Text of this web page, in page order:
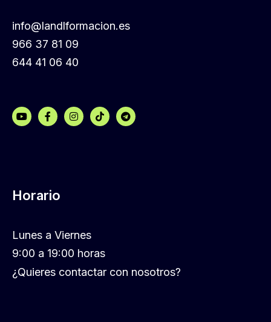
info@landlformacion.es
966 37 81 09
644 41 06 40
Horario
Lunes a Viernes
9:00 a 19:00 horas
¿Quieres contactar con nosotros?